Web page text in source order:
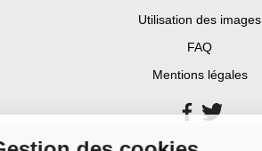
Utilisation des images
FAQ
Mentions légales